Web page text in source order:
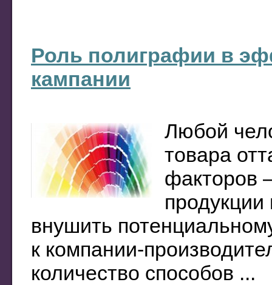
Роль полиграфии в
кампании
Любой
товара
факторов
внушить
к компании-
количество способов ...